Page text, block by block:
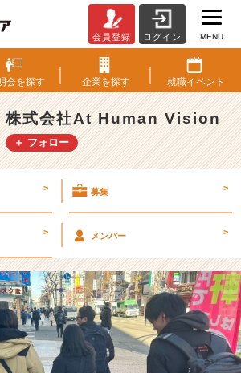
年
こ
そ
は…！】
「去
年
目
う
い
え
ば
早々
に
諦
会員登録 ログイン MENU
会を探す 企業を探す 就職イベント
株式会社At Human Vision
＋ フォロー
> 募集 >
> メンバー >